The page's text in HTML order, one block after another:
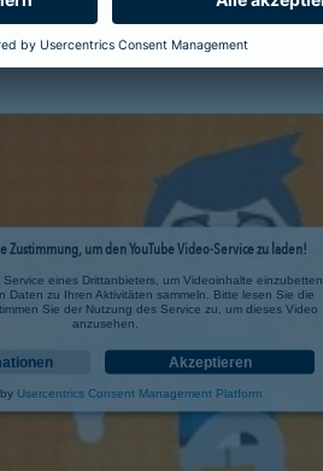
Zustimmung, um den YouTube Video-Service zu laden!
eines Drittanbieters, um Videoinhalte einzubetten.
Daten zu Ihren Aktivitäten sammeln. Bitte lesen Sie die
Sie der Nutzung des Service zu, um dieses Video
anzusehen.
Akzeptieren
Usercentrics Consent Management Platform